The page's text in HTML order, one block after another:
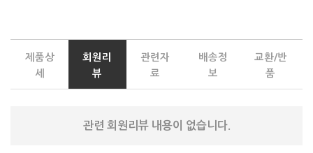
제품상
세
회원리
뷰
관련자
료
배송정
보
교환/반
품
관련 회원리뷰 내용이 없습니다.